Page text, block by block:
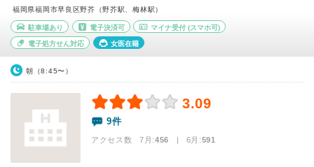
福岡県福岡市早良区野芥（野芥駅、梅林駅）
駐車場あり 電子決済可 マイナ受付 (スマホ可)
電子処方せん対応 女医在籍
朝（8:45〜）
3.09
9件
アクセス数 7月:456 | 6月:591